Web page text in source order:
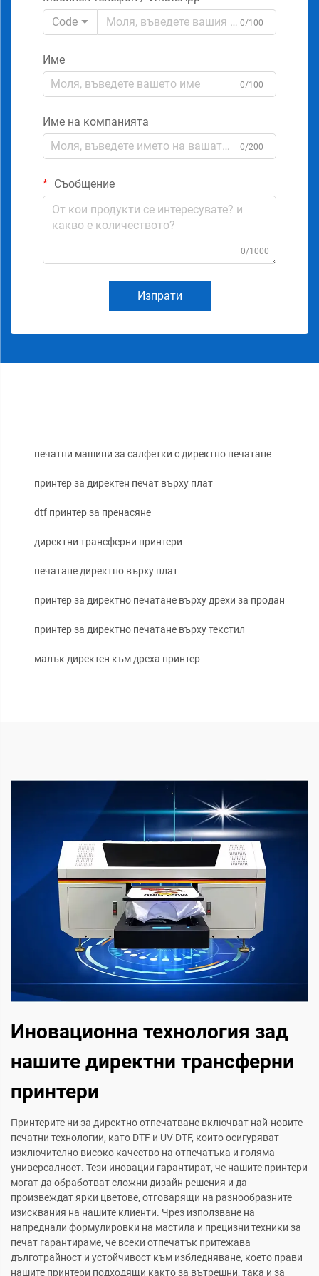
Code
0/100
Име
0/100
Име на компанията
0/200
Съобщение
0/1000
Изпрати
печатни машини за салфетки с директно печатане
принтер за директен печат върху плат
dtf принтер за пренасяне
директни трансферни принтери
печатане директно върху плат
принтер за директно печатане върху дрехи за продан
принтер за директно печатане върху текстил
малък директен към дреха принтер
Иновационна технология зад
нашите директни трансферни
принтери
Принтерите ни за директно отпечатване включват най-новите
печатни технологии, като DTF и UV DTF, които осигуряват
изключително високо качество на отпечатъка и голяма
универсалност. Тези иновации гарантират, че нашите принтери
могат да обработват сложни дизайн решения и да
произвеждат ярки цветове, отговарящи на разнообразните
изисквания на нашите клиенти. Чрез използване на
напреднали формулировки на мастила и прецизни техники за
печат гарантираме, че всеки отпечатък притежава
дълготрайност и устойчивост към избледняване, което прави
нашите принтери подходящи както за вътрешни, така и за